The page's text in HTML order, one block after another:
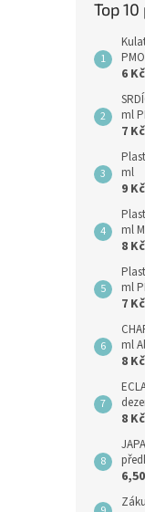
Top
6 Kč
ml
7 Kč
ml
9 Kč
ml
8 Kč
ml
7 Kč
ml
8 Kč
8 Kč